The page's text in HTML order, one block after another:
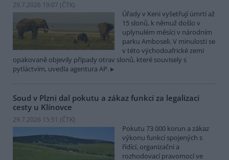
29.7.2026 19:07 (ČTK)
Úřady v Keni vyšetřují úmrtí až
15 slonů, k němuž došlo v
uplynulém měsíci v národním
parku Amboseli. V minulosti se
v této východoafrické zemi
opakovaně objevily případy otrav slonů, které souvisely s
pytláctvím, uvedla agentura AP.
Soud v Plzni dal pokutu a zákaz funkcí za legalizaci
cesty u Klínovce
29.7.2026 15:51 (ČTK)
Pokutu 73 000 korun a zákaz
výkonu funkcí spojených s
řídící, organizační a
rozhodovací pravomocí ve